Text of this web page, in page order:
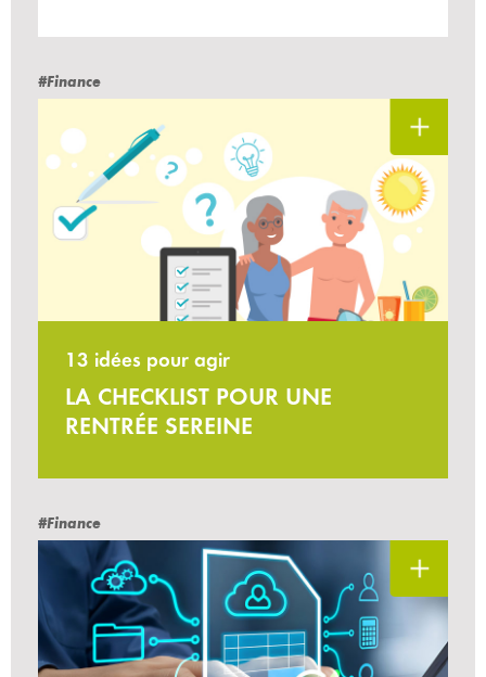
#Finance
13 idées pour agir
LA CHECKLIST POUR UNE
RENTRÉE SEREINE
#Finance